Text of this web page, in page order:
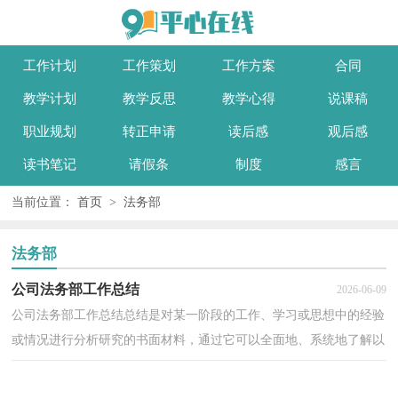
工作计划 工作策划 工作方案 合同
教学计划 教学反思 教学心得 说课稿
职业规划 转正申请 读后感 观后感
读书笔记 请假条 制度 感言
当前位置： 首页 > 法务部
法务部
公司法务部工作总结 2026-06-09
公司法务部工作总结总结是对某一阶段的工作、学习或思想中的经验
或情况进行分析研究的书面材料，通过它可以全面地、系统地了解以